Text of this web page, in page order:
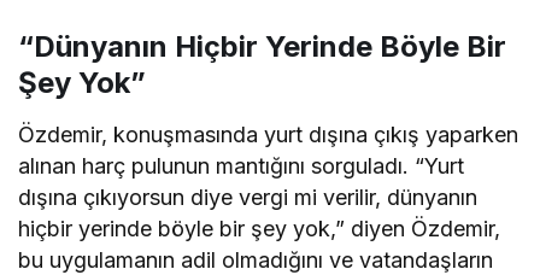
“Dünyanın Hiçbir Yerinde Böyle Bir
Şey Yok”
Özdemir, konuşmasında yurt dışına çıkış yaparken
alınan harç pulunun mantığını sorguladı. “Yurt
dışına çıkıyorsun diye vergi mi verilir, dünyanın
hiçbir yerinde böyle bir şey yok,” diyen Özdemir,
bu uygulamanın adil olmadığını ve vatandaşların